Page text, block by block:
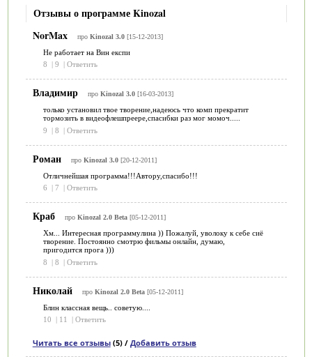
Отзывы о программе Kinozal
NorMax
про Kinozal 3.0[15-12-2013]
Не работает на Вин експи
8
9 Ответить
Владимир про Kinozal 3.0[16-03-2013]
только установил твое творение,надеюсь что комп прекратит
тормозить в видеофлешпреере,спасибки раз мог момоч.....
9
| 8 | Ответить
Роман про Kinozal 3.0[20-12-2011]
Отличнейшая программа!!!Автору,спасибо!!!
6
7 Ответить
Краб про Kinozal 2.0 Beta[05-12-2011]
Хм... Интересная программулина )) Пожалуй, уволоку к себе сиё
творение. Постоянно смотрю фильмы онлайн, думаю,
пригодится прога )))
8
| 8 | Ответить
Николай про Kinozal 2.0 Beta[05-12-2011]
Блин классная вещь.. советую....
10
11 Ответить
Читать все отзывы(5) / Добавить отзыв